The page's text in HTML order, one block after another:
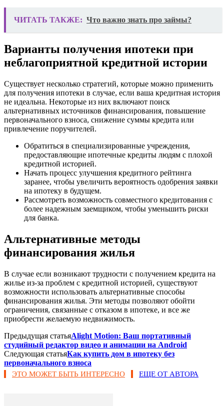
ЧИТАТЬ ТАКЖЕ: Что важно знать про займы?
Варианты получения ипотеки при
неблагоприятной кредитной истории
Существует несколько стратегий, которые можно применить
для получения ипотеки в случае, если ваша кредитная история
не идеальна. Некоторые из них включают поиск
альтернативных источников финансирования, повышение
первоначального взноса, снижение суммы кредита или
привлечение поручителей.
Обратиться в специализированные учреждения,
предоставляющие ипотечные кредиты людям с плохой
кредитной историей.
Начать процесс улучшения кредитного рейтинга
заранее, чтобы увеличить вероятность одобрения заявки
на ипотеку в будущем.
Рассмотреть возможность совместного кредитования с
более надежным заемщиком, чтобы уменьшить риски
для банка.
Альтернативные методы
финансирования жилья
В случае если возникают трудности с получением кредита на
жилье из-за проблем с кредитной историей, существуют
возможности использовать альтернативные способы
финансирования жилья. Эти методы позволяют обойти
ограничения, связанные с отказом в ипотеке, и все же
приобрести желаемую недвижимость.
Предыдущая статьяAlight Motion: Ваш портативный
студийный редактор видео и анимации на Android
Следующая статьяКак купить дом в ипотеку без
первоначального взноса
ЭТО МОЖЕТ БЫТЬ ИНТЕРЕСНО ЕЩЕ ОТ АВТОРА